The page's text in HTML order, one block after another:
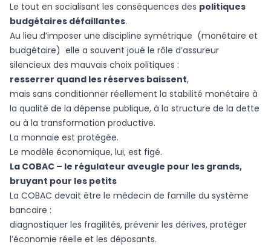
Le tout en socialisant les conséquences des politiques
budgétaires défaillantes.
Au lieu d’imposer une discipline symétrique (monétaire et
budgétaire) elle a souvent joué le rôle d’assureur
silencieux des mauvais choix politiques :
resserrer quand les réserves baissent,
mais sans conditionner réellement la stabilité monétaire à
la qualité de la dépense publique, à la structure de la dette
ou à la transformation productive.
La monnaie est protégée.
Le modèle économique, lui, est figé.
La COBAC – le régulateur aveugle pour les grands,
bruyant pour les petits
La COBAC devait être le médecin de famille du système
bancaire :
diagnostiquer les fragilités, prévenir les dérives, protéger
l’économie réelle et les déposants.